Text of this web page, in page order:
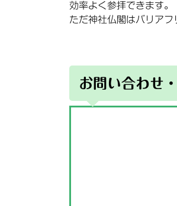
効率よく参拝できます。
ただ神社仏閣はバリアフ
お問い合わせ